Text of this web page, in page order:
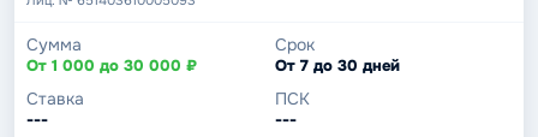
Сумма
От 1 000 до 30 000 ₽
Срок
От 7 до 30 дней
Ставка
---
ПСК
---